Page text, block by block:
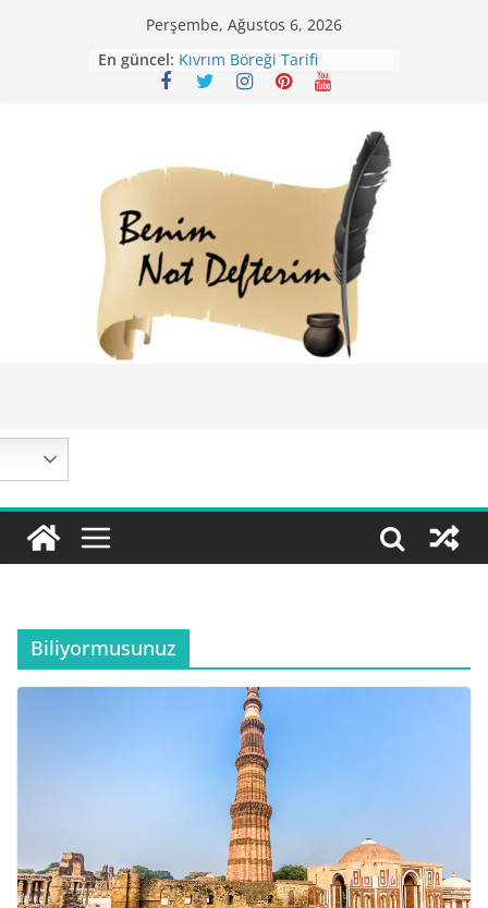
Perşembe, Ağustos 6, 2026
En güncel: Kıvrım Böreği Tarifi
Karabuğday Pilavı Tarifi
Nohutlu Pirinç Pilavı Tarifi
Biliyormusunuz